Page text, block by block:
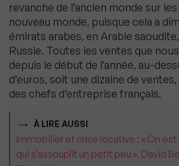
revanche de l’ancien monde sur
nouveau monde, puisque cela a
émirats arabes, en Arabie
Russie. Toutes les ventes que
depuis le début de l’année, au-
d’euros, soit une dizaine de
des chefs d’entreprise français.
À LIRE AUSSI
Immobilier et crise locative : « On est
qui s’assouplit un petit peu », David